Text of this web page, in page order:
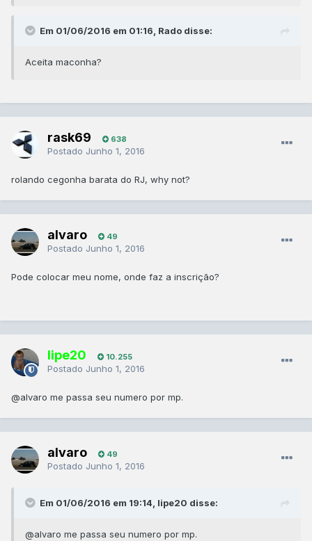
Em 01/06/2016 em 01:16, Rado disse:
Aceita maconha?
rask69 638
Postado Junho 1, 2016
rolando cegonha barata do RJ, why not?
alvaro 49
Postado Junho 1, 2016
Pode colocar meu nome, onde faz a inscrição?
lipe20 10.255
Postado Junho 1, 2016
@alvaro me passa seu numero por mp.
alvaro 49
Postado Junho 1, 2016
Em 01/06/2016 em 19:14, lipe20 disse:
@alvaro me passa seu numero por mp.